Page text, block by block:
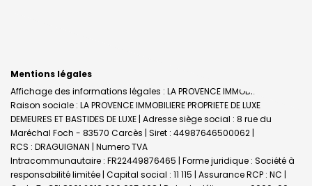
Mentions légales
Affichage des informations légales : LA PROVENCE IMMOBILIERE |
Raison sociale : LA PROVENCE IMMOBILIERE PROPRIETE DE LUXE
DEMEURES ET BASTIDES DE LUXE | Adresse siège social : 8 rue du
Maréchal Foch - 83570 Carcès | Siret : 44987646500062 |
RCS : DRAGUIGNAN | Numero TVA
Intracommunautaire : FR22449876465 | Forme juridique : Société à
responsabilité limitée | Capital social : 11 115 | Assurance RCP : NC |